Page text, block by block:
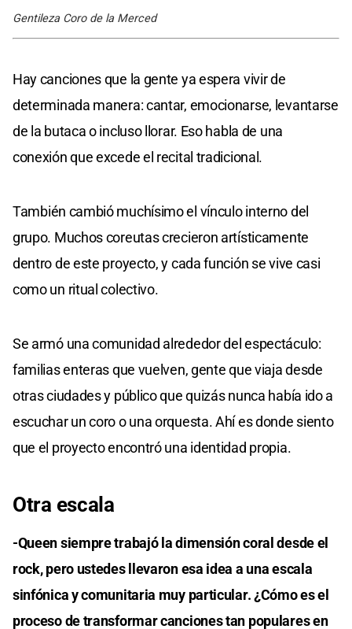
Gentileza Coro de la Merced
Hay canciones que la gente ya espera vivir de
determinada manera: cantar, emocionarse, levantarse
de la butaca o incluso llorar. Eso habla de una
conexión que excede el recital tradicional.
También cambió muchísimo el vínculo interno del
grupo. Muchos coreutas crecieron artísticamente
dentro de este proyecto, y cada función se vive casi
como un ritual colectivo.
Se armó una comunidad alrededor del espectáculo:
familias enteras que vuelven, gente que viaja desde
otras ciudades y público que quizás nunca había ido a
escuchar un coro o una orquesta. Ahí es donde siento
que el proyecto encontró una identidad propia.
Otra escala
-Queen siempre trabajó la dimensión coral desde el
rock, pero ustedes llevaron esa idea a una escala
sinfónica y comunitaria muy particular. ¿Cómo es el
proceso de transformar canciones tan populares en